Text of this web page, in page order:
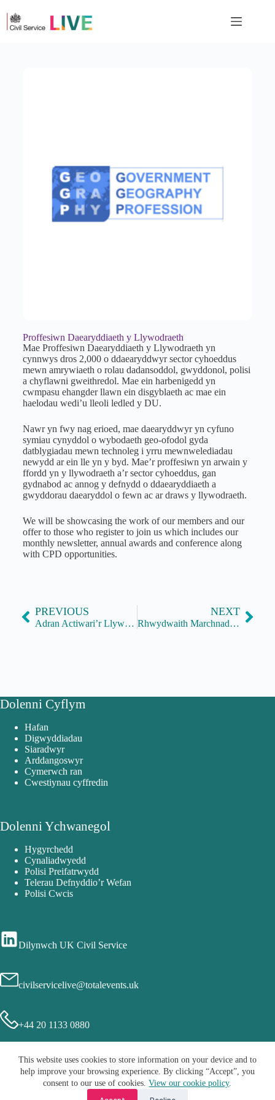
This website uses cookies to store information on your device and to
help improve your browsing experience. By clicking “Accept”, you
consent to our use of cookies.View our cookie policy.
Proffesiwn Daearyddiaeth y Llywodraeth
Mae Proffesiwn Daearyddiaeth y Llywodraeth yn
cynnwys dros 2,000 o ddaearyddwyr sector cyhoeddus
mewn amrywiaeth o rolau dadansoddol, gwyddonol, polisi
a chyflawni gweithredol. Mae ein harbenigedd yn
cwmpasu ehangder llawn ein disgyblaeth ac mae ein
haelodau wedi’u lleoli ledled y DU.
Nawr yn fwy nag erioed, mae daearyddwyr yn cyfuno
symiau cynyddol o wybodaeth geo-ofodol gyda
datblygiadau mewn technoleg i yrru mewnwelediadau
newydd ar ein lle yn y byd. Mae’r proffesiwn yn arwain y
ffordd yn y llywodraeth a’r sector cyhoeddus, gan
gydnabod ac annog y defnydd o ddaearyddiaeth a
gwyddorau daearyddol o fewn ac ar draws y llywodraeth.
We will be showcasing the work of our members and our
offer to those who register to join us which includes our
monthly newsletter, annual awards and conference along
with CPD opportunities.
PREVIOUS
Adran Actiwari’r Llywodraeth
NEXT
Rhwydwaith Marchnadoedd y Llywodraeth
Dolenni Cyflym
Hafan
Digwyddiadau
Siaradwyr
Arddangoswyr
Cymerwch ran
Cwestiynau cyffredin
Dolenni Ychwanegol
Hygyrchedd
Cynaliadwyedd
Polisi Preifatrwydd
Telerau Defnyddio’r Wefan
Polisi Cwcis
Dilynwch UK Civil Service
civilservicelive@totalevents.uk
+44 20 1133 0880